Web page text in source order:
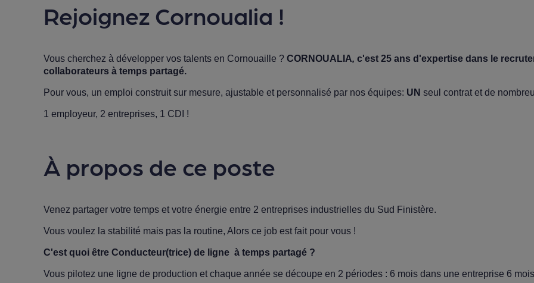
Rejoignez Cornoualia !
Vous cherchez à développer vos talents en Cornouaille ?CORNOUALIA,c'est 25 ans d'expertise dans le
collaborateurs à temps partagé.
Pour vous, un emploi construit sur mesure, ajustable et personnalisé par nos équipes: UNseul contrat et de
1 employeur, 2 entreprises, 1 CDI !
À propos de ce poste
Venez partager votre temps et votre énergie entre 2 entreprises industrielles du Sud Finistère.
Vous voulez la stabilité mais pas la routine, Alors ce job est fait pour vous !
C'est quoi être Conducteur(trice) de ligne à temps partagé ?
Vous pilotez une ligne de production et chaque année se découpe en 2 périodes : 6 mois dans une entreprise 6